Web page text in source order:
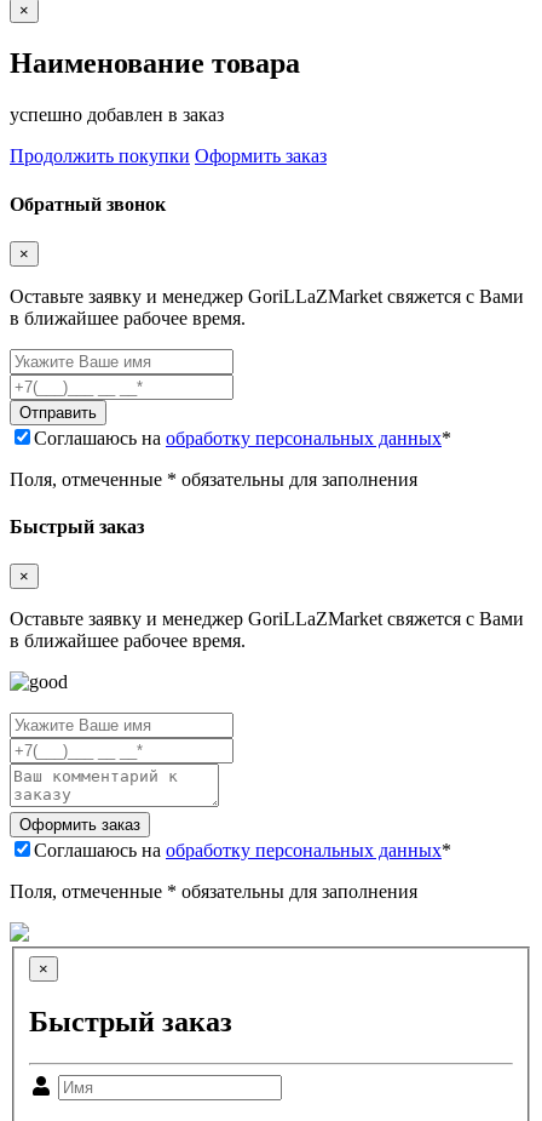
×
Наименование товара
успешно добавлен в заказ
Продолжить покупки Оформить заказ
Обратный звонок
×
Оставьте заявку и менеджер GoriLLaZMarket свяжется с Вами
в ближайшее рабочее время.
Соглашаюсь на обработку персональных данных*
Поля, отмеченные * обязательны для заполнения
Быстрый заказ
×
Оставьте заявку и менеджер GoriLLaZMarket свяжется с Вами
в ближайшее рабочее время.
Соглашаюсь на обработку персональных данных*
Поля, отмеченные * обязательны для заполнения
×
Быстрый заказ